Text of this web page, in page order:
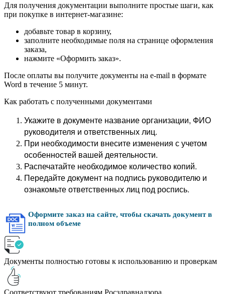
Для получения документации выполните простые шаги, как
при покупке в интернет-магазине:
добавьте товар в корзину,
заполните необходимые поля на странице оформления
заказа,
нажмите «Оформить заказ».
После оплаты вы получите документы на e-mail в формате
Word в течение 5 минут.
Как работать с полученными документами
Укажите в документе название организации, ФИО
руководителя и ответственных лиц.
При необходимости внесите изменения с учетом
особенностей вашей деятельности.
Распечатайте необходимое количество копий.
Передайте документ на подпись руководителю и
ознакомьте ответственных лиц под роспись.
Оформите заказ на сайте, чтобы скачать документ в
полном объеме
Документы полностью готовы к использованию и проверкам
Соответствуют требованиям Росздравнадзора,